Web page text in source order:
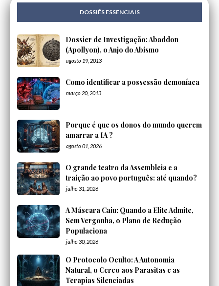
DOSSIÊS ESSENCIAIS
Dossier de Investigação: Abaddon
(Apollyon), o Anjo do Abismo
agosto 19, 2013
Como identificar a possessão demoníaca
março 20, 2013
Porque é que os donos do mundo querem
amarrar a IA ?
agosto 01, 2026
O grande teatro da Assembleia e a
traição ao povo português: até quando?
julho 31, 2026
A Máscara Caiu: Quando a Elite Admite,
Sem Vergonha, o Plano de Redução
Populaciona
julho 30, 2026
O Protocolo Oculto: A Autonomia
Natural, o Cerco aos Parasitas e as
Terapias Silenciadas